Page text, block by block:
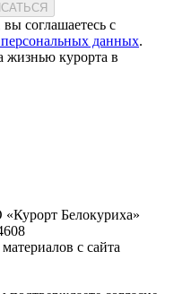
соглашаетесь с
данных.
жизнью курорта в
Белокуриха»
с сайта